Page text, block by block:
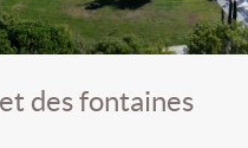
et des fontaines